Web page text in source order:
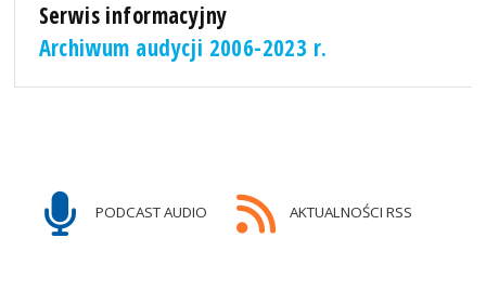
Serwis informacyjny
Archiwum audycji 2006-2023 r.
PODCAST AUDIO AKTUALNOŚCI RSS